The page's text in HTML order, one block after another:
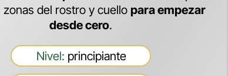
Nivel: principiante
zonas del rostro y cuello para empezar
desde cero.